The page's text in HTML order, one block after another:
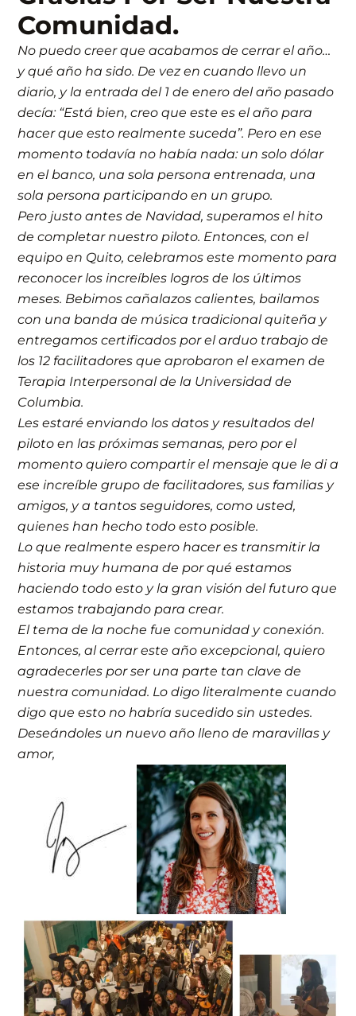
Comunidad.
No puedo creer que acabamos de cerrar el año…
y qué año ha sido. De vez en cuando llevo un
diario, y la entrada del 1 de enero del año pasado
decía: “Está bien, creo que este es el año para
hacer que esto realmente suceda”. Pero en ese
momento todavía no había nada: un solo dólar
en el banco, una sola persona entrenada, una
sola persona participando en un grupo.
Pero justo antes de Navidad, superamos el hito
de completar nuestro piloto. Entonces, con el
equipo en Quito, celebramos este momento para
reconocer los increíbles logros de los últimos
meses. Bebimos cañalazos calientes, bailamos
con una banda de música tradicional quiteña y
entregamos certificados por el arduo trabajo de
los 12 facilitadores que aprobaron el examen de
Terapia Interpersonal de la Universidad de
Columbia.
Les estaré enviando los datos y resultados del
piloto en las próximas semanas, pero por el
momento quiero compartir el mensaje que le di a
ese increíble grupo de facilitadores, sus familias y
amigos, y a tantos seguidores, como usted,
quienes han hecho todo esto posible.
Lo que realmente espero hacer es transmitir la
historia muy humana de por qué estamos
haciendo todo esto y la gran visión del futuro que
estamos trabajando para crear.
El tema de la noche fue comunidad y conexión.
Entonces, al cerrar este año excepcional, quiero
agradecerles por ser una parte tan clave de
nuestra comunidad. Lo digo literalmente cuando
digo que esto no habría sucedido sin ustedes.
Deseándoles un nuevo año lleno de maravillas y
amor,